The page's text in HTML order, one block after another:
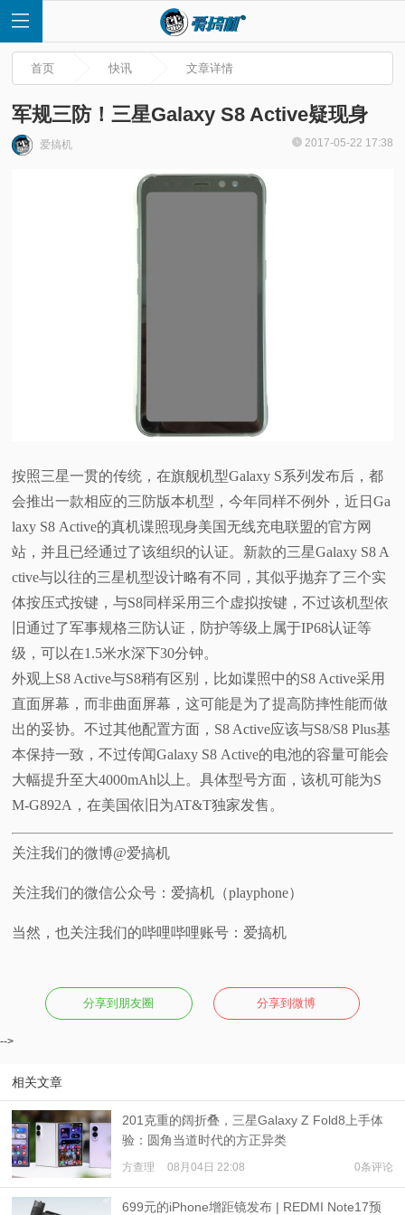
频
科
普
验
专
题
首页 快讯 文章详情
军规三防！三星Galaxy S8 Active疑现身
爱搞机 2017-05-22 17:38
按照三星一贯的传统，在旗舰机型Galaxy S系列发布后，都
会推出一款相应的三防版本机型，今年同样不例外，近日Ga
laxy S8 Active的真机谍照现身美国无线充电联盟的官方网
站，并且已经通过了该组织的认证。新款的三星Galaxy S8 A
ctive与以往的三星机型设计略有不同，其似乎抛弃了三个实
体按压式按键，与S8同样采用三个虚拟按键，不过该机型依
旧通过了军事规格三防认证，防护等级上属于IP68认证等
级，可以在1.5米水深下30分钟。
外观上S8 Active与S8稍有区别，比如谍照中的S8 Active采用
直面屏幕，而非曲面屏幕，这可能是为了提高防摔性能而做
出的妥协。不过其他配置方面，S8 Active应该与S8/S8 Plus基
本保持一致，不过传闻Galaxy S8 Active的电池的容量可能会
大幅提升至大4000mAh以上。具体型号方面，该机可能为S
M-G892A，在美国依旧为AT&T独家发售。
关注我们的微博@爱搞机
关注我们的微信公众号：爱搞机（playphone）
当然，也关注我们的哔哩哔哩账号：爱搞机
分享到朋友圈 分享到微博
-->
相关文章
201克重的阔折叠，三星Galaxy Z Fold8上手体
验：圆角当道时代的方正异类
方查理 08月04日 22:08 0条评论
699元的iPhone增距镜发布 | REDMI Note17预